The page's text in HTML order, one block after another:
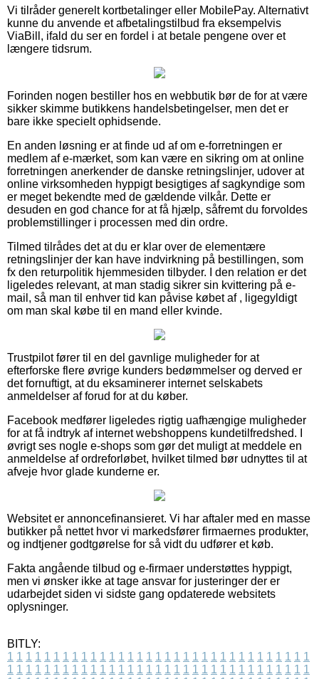
Vi tilråder generelt kortbetalinger eller MobilePay. Alternativt
kunne du anvende et afbetalingstilbud fra eksempelvis
ViaBill, ifald du ser en fordel i at betale pengene over et
længere tidsrum.
Forinden nogen bestiller hos en webbutik bør de for at være
sikker skimme butikkens handelsbetingelser, men det er
bare ikke specielt ophidsende.
En anden løsning er at finde ud af om e-forretningen er
medlem af e-mærket, som kan være en sikring om at online
forretningen anerkender de danske retningslinjer, udover at
online virksomheden hyppigt besigtiges af sagkyndige som
er meget bekendte med de gældende vilkår. Dette er
desuden en god chance for at få hjælp, såfremt du forvoldes
problemstillinger i processen med din ordre.
Tilmed tilrådes det at du er klar over de elementære
retningslinjer der kan have indvirkning på bestillingen, som
fx den returpolitik hjemmesiden tilbyder. I den relation er det
ligeledes relevant, at man stadig sikrer sin kvittering på e-
mail, så man til enhver tid kan påvise købet af , ligegyldigt
om man skal købe til en mand eller kvinde.
Trustpilot fører til en del gavnlige muligheder for at
efterforske flere øvrige kunders bedømmelser og derved er
det fornuftigt, at du eksaminerer internet selskabets
anmeldelser af forud for at du køber.
Facebook medfører ligeledes rigtig uafhængige muligheder
for at få indtryk af internet webshoppens kundetilfredshed. I
øvrigt ses nogle e-shops som gør det muligt at meddele en
anmeldelse af ordreforløbet, hvilket tilmed bør udnyttes til at
afveje hvor glade kunderne er.
Websitet er annoncefinansieret. Vi har aftaler med en masse
butikker på nettet hvor vi markedsfører firmaernes produkter,
og indtjener godtgørelse for så vidt du udfører et køb.
Fakta angående tilbud og e-firmaer understøttes hyppigt,
men vi ønsker ikke at tage ansvar for justeringer der er
udarbejdet siden vi sidste gang opdaterede websitets
oplysninger.
BITLY:
1 1 1 1 1 1 1 1 1 1 1 1 1 1 1 1 1 1 1 1 1 1 1 1 1 1 1 1 1 1 1 1 1
1 1 1 1 1 1 1 1 1 1 1 1 1 1 1 1 1 1 1 1 1 1 1 1 1 1 1 1 1 1 1 1 1